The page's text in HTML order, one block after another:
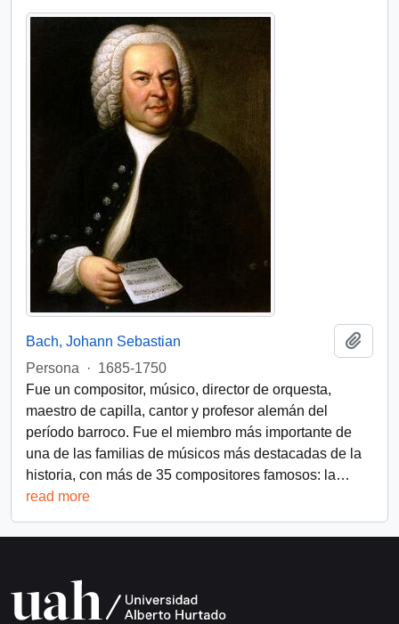
Bach, Johann Sebastian
Persona
· 1685-1750
Fue un compositor, músico, director de orquesta,
maestro de capilla, cantor y profesor alemán del
período barroco. Fue el miembro más importante de
una de las familias de músicos más destacadas de la
historia, con más de 35 compositores famosos: la…
read more